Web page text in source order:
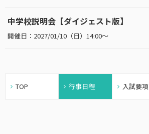
2027/01/10（日）14:00～
中学校説明会【ダイジェスト版】
TOP 行事日程 入試要項